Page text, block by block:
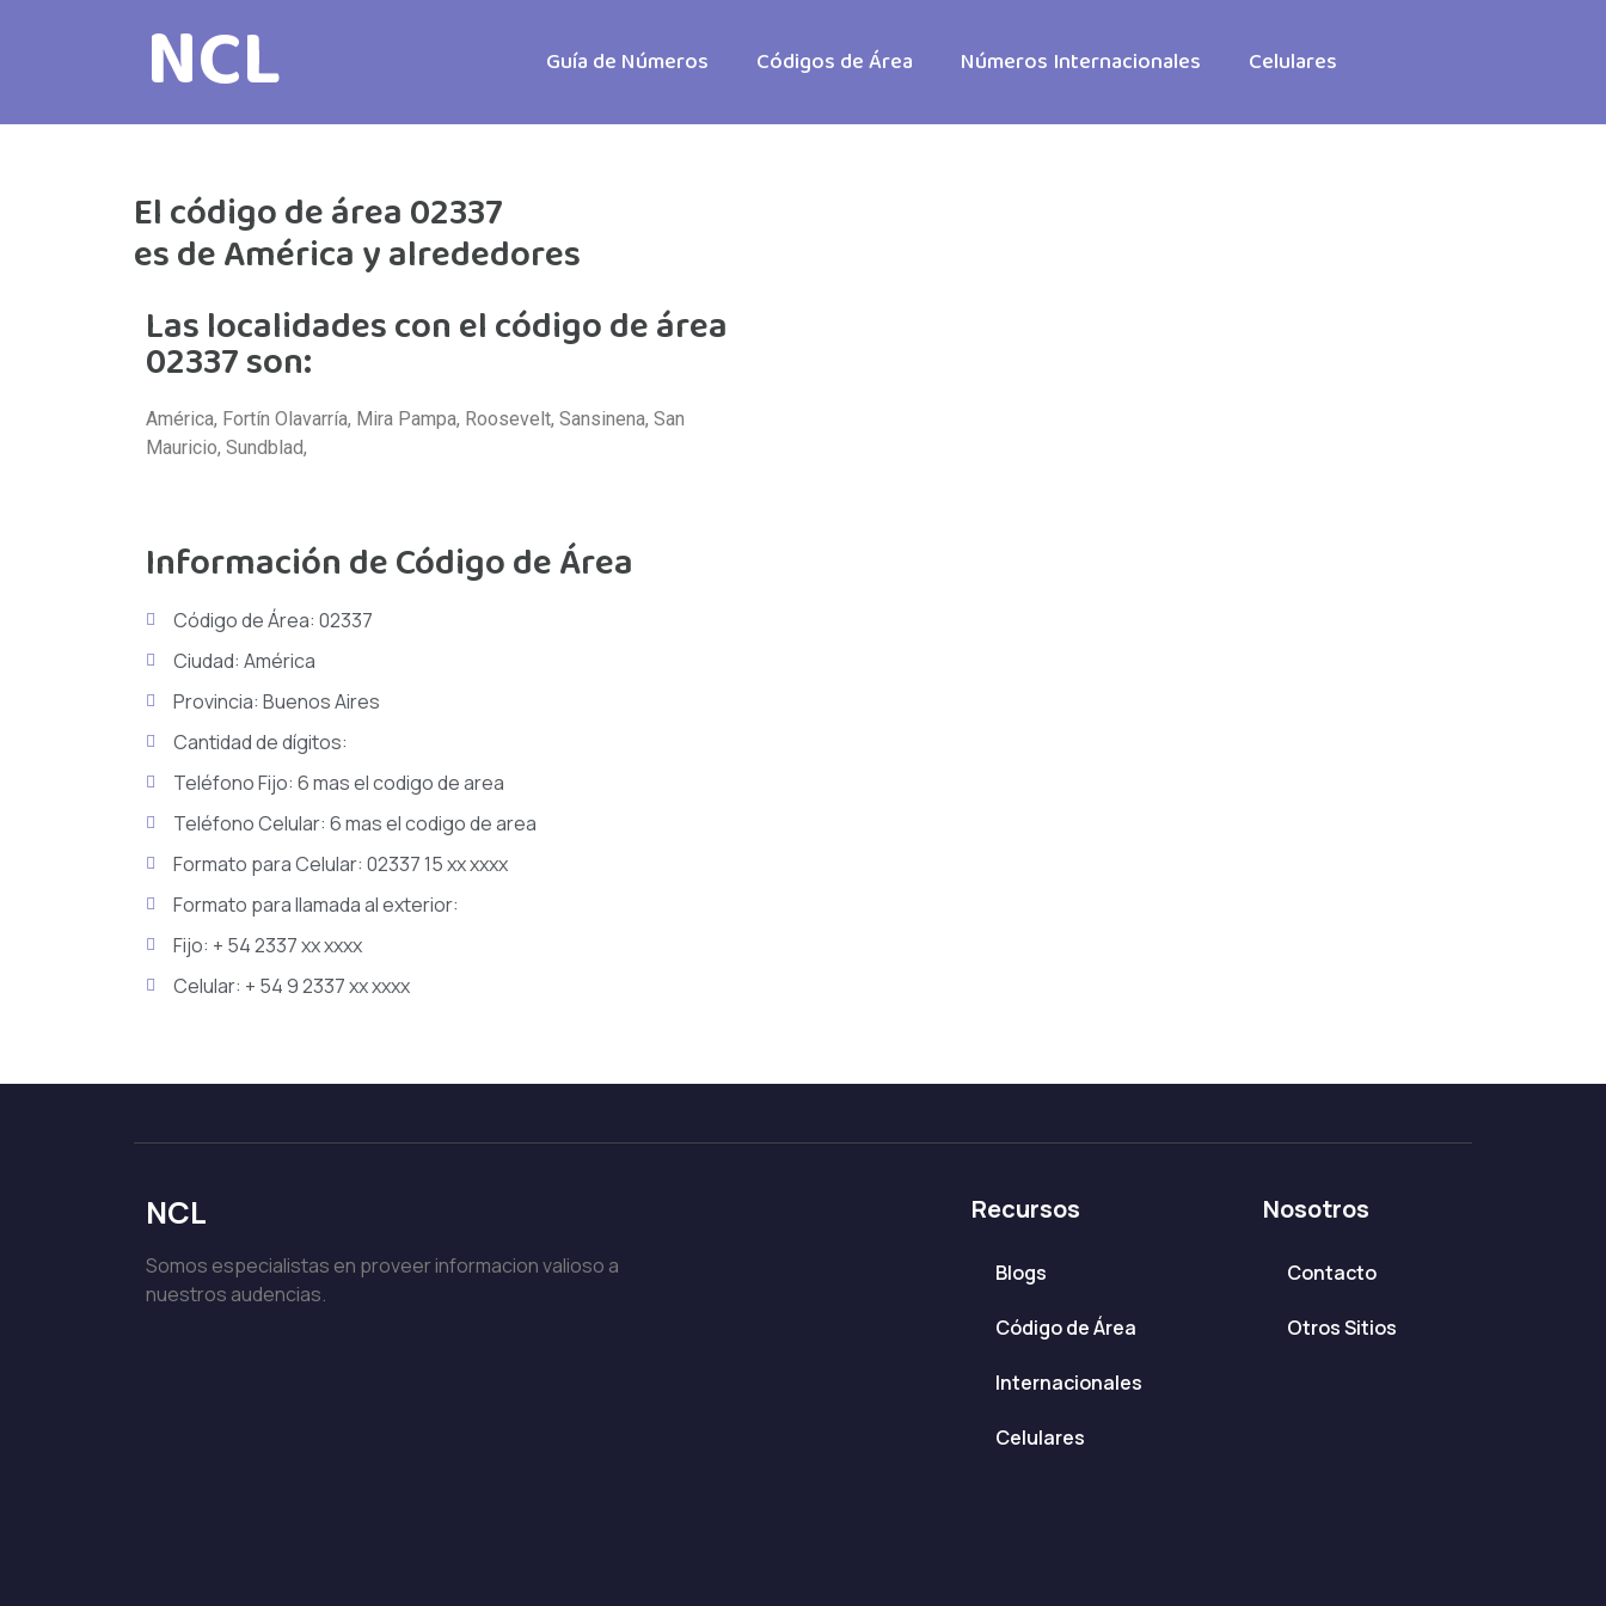
NCL Guía de Números Códigos de Área Números Internacionales Celulares
El código de área 02337
es de América y alrededores
Las localidades con el código de área
02337 son:
América, Fortín Olavarría, Mira Pampa, Roosevelt, Sansinena, San
Mauricio, Sundblad,
Información de Código de Área
Código de Área: 02337
Ciudad: América
Provincia: Buenos Aires
Cantidad de dígitos:
Teléfono Fijo: 6 mas el codigo de area
Teléfono Celular: 6 mas el codigo de area
Formato para Celular: 02337 15 xx xxxx
Formato para llamada al exterior:
Fijo: + 54 2337 xx xxxx
Celular: + 54 9 2337 xx xxxx
NCL
Somos especialistas en proveer informacion valioso a
nuestros audencias.
Recursos
Blogs
Código de Área
Internacionales
Celulares
Nosotros
Contacto
Otros Sitios